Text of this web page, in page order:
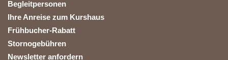
Begleitpersonen
Ihre Anreise zum Kurshaus
Frühbucher-Rabatt
Stornogebühren
Newsletter anfordern